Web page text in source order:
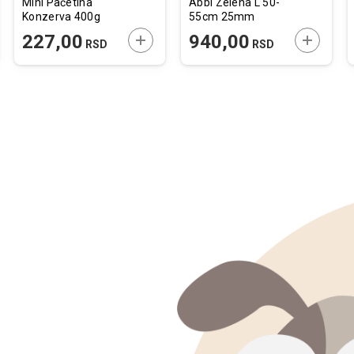
U KORPU
Konzerva 400g
227,00 RSD DODAJTE U KORPU
55cm 25mm
940,00 RSD